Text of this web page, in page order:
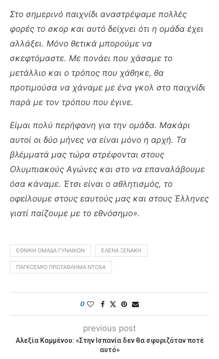
Στο σημερινό παιχνίδι αναστρέψαμε πολλές
φορές το σκορ και αυτό δείχνει ότι η ομάδα έχει
αλλάξει. Μόνο θετικά μπορούμε να
σκεφτόμαστε. Με πονάει που χάσαμε το
μετάλλιο και ο τρόπος που χάθηκε, θα
προτιμούσα να χάναμε με ένα γκολ στο παιχνίδι
παρά με τον τρόπου που έγινε.
Είμαι πολύ περήφανη για την ομάδα. Μακάρι
αυτοί οι δύο μήνες να είναι μόνο η αρχή. Τα
βλέμματά μας τώρα στρέφονται στους
Ολυμπιακούς Αγώνες και στο να επαναλάβουμε
όσα κάναμε. Έτσι είναι ο αθλητισμός, το
οφείλουμε στους εαυτούς μας και στους Έλληνες
γιατί παίζουμε με το εθνόσημο».
ΕΘΝΙΚΉ ΟΜΆΔΑ ΓΥΝΑΙΚΏΝ ΈΛΕΝΑ ΞΕΝΆΚΗ
ΠΑΓΚΌΣΜΙΟ ΠΡΩΤΆΘΛΗΜΑ ΝΤΌΧΑ
0
previous post
Αλεξία Καμμένου: «Στην Ισπανία δεν θα σφυριζόταν ποτέ
αυτό»